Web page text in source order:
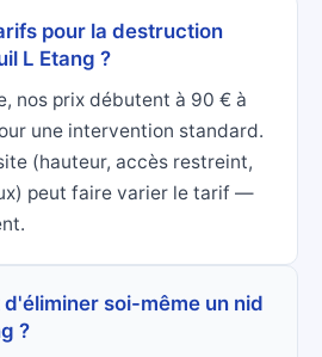
pour la destruction
L Etang ?
nos prix débutent à 90 € à
une intervention standard.
(hauteur, accès restreint,
peut faire varier le tarif —
soi-même un nid
?